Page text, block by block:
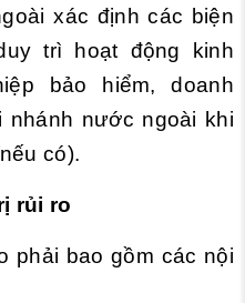
xác định các biện
trì hoạt động kinh
bảo hiểm, doanh
nhánh nước ngoài khi
có).
rủi ro
phải bao gồm các nội